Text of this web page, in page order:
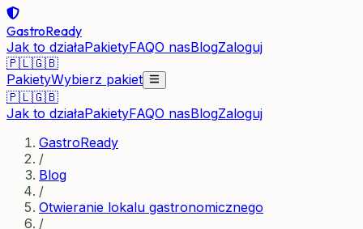
GastroReady
Jak to działaPakietyFAQO nasBlogZaloguj
🇵🇱🇬🇧
PakietyWybierz pakiet
🇵🇱🇬🇧
Jak to działaPakietyFAQO nasBlogZaloguj
GastroReady
/
Blog
/
Otwieranie lokalu gastronomicznego
/